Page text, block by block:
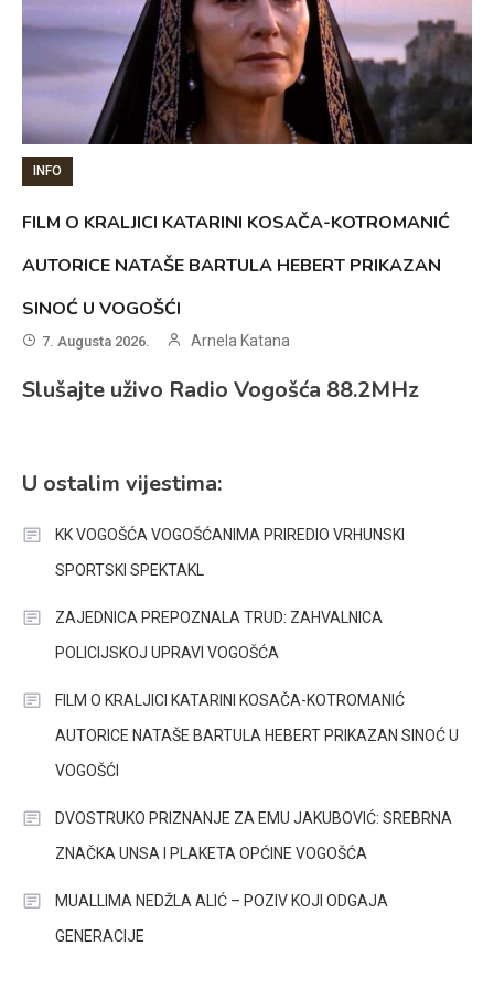
INFO
FILM O KRALJICI KATARINI KOSAČA-KOTROMANIĆ
AUTORICE NATAŠE BARTULA HEBERT PRIKAZAN
SINOĆ U VOGOŠĆI
7. Augusta 2026. Arnela Katana
Slušajte uživo Radio Vogošća 88.2MHz
U ostalim vijestima:
KK VOGOŠĆA VOGOŠĆANIMA PRIREDIO VRHUNSKI
SPORTSKI SPEKTAKL
ZAJEDNICA PREPOZNALA TRUD: ZAHVALNICA
POLICIJSKOJ UPRAVI VOGOŠĆA
FILM O KRALJICI KATARINI KOSAČA-KOTROMANIĆ
AUTORICE NATAŠE BARTULA HEBERT PRIKAZAN SINOĆ U
VOGOŠĆI
DVOSTRUKO PRIZNANJE ZA EMU JAKUBOVIĆ: SREBRNA
ZNAČKA UNSA I PLAKETA OPĆINE VOGOŠĆA
MUALLIMA NEDŽLA ALIĆ – POZIV KOJI ODGAJA
GENERACIJE